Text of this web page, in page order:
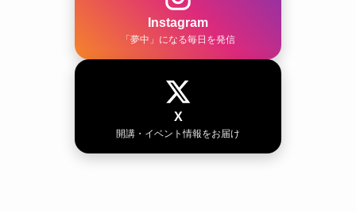
Instagram
「夢中」になる毎日を発信
X
開講・イベント情報をお届け